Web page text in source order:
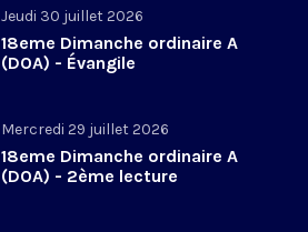
Jeudi 30 juillet 2026
18eme Dimanche ordinaire A
(DOA) - Évangile
Mercredi 29 juillet 2026
18eme Dimanche ordinaire A
(DOA) - 2ème lecture